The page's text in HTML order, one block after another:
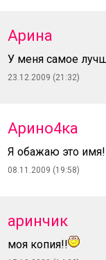
Арина
У меня самое
23.12.2009 (21:32)
Арино4ка
Я обажаю это
08.11.2009 (19:58)
аринчик
моя копия!!